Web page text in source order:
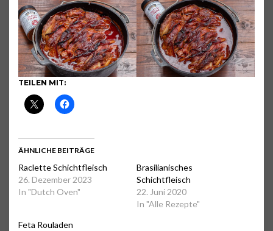
TEILEN MIT:
ÄHNLICHE BEITRÄGE
Raclette Schichtfleisch
26. Dezember 2023
In "Dutch Oven"
Brasilianisches
Schichtfleisch
22. Juni 2020
In "Alle Rezepte"
Feta Rouladen